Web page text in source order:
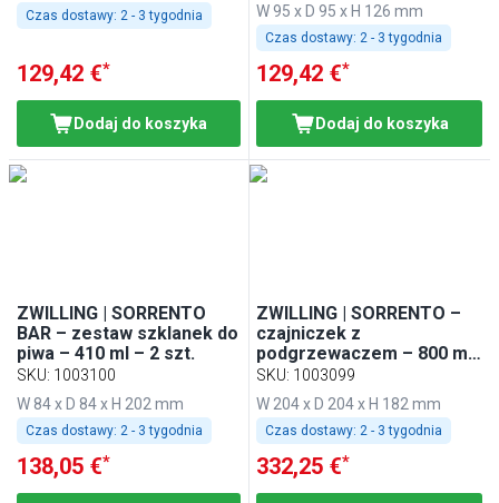
Czas dostawy: 2 - 3 tygodnia
129,42 €*
Dodaj do koszyka
W 95 x D 95 x H 126 mm
Czas dostawy: 2 - 3 tygodnia
129,42 €*
Dodaj do koszyka
ZWILLING | SORRENTO
BAR – zestaw szklanek do
piwa – 410 ml – 2 szt.
SKU: 1003100
W 84 x D 84 x H 202 mm
Czas dostawy: 2 - 3 tygodnia
138,05 €*
ZWILLING | SORRENTO –
czajniczek z
podgrzewaczem – 800 ml
– przezroczysty
SKU: 1003099
W 204 x D 204 x H 182 mm
Czas dostawy: 2 - 3 tygodnia
332,25 €*